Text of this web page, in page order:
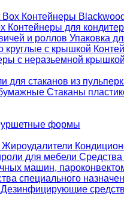
Box Контейнеры
Контейнеры для
и роллов Упаковка
круглые с крышкой
с неразьемной крышкой
для стаканов из
Стаканы
формы
Жироудалители
для мебели Средства
машин,
специального
Дезинфицирующие